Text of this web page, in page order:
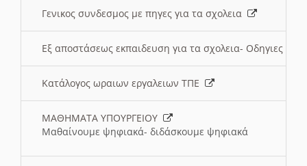
Γενικος συνδεσμος με πηγες για τα σχολεια
Εξ αποστάσεως εκπαιδευση για τα σχολεια- Οδηγιες
Κατάλογος ωραιων εργαλειων ΤΠΕ
ΜΑΘΗΜΑΤΑ ΥΠΟΥΡΓΕΙΟΥ
Μαθαίνουμε ψηφιακά- διδάσκουμε ψηφιακά